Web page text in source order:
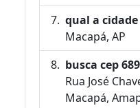
qual a cidade
Macapá, AP
busca cep
Rua José
Macapá,